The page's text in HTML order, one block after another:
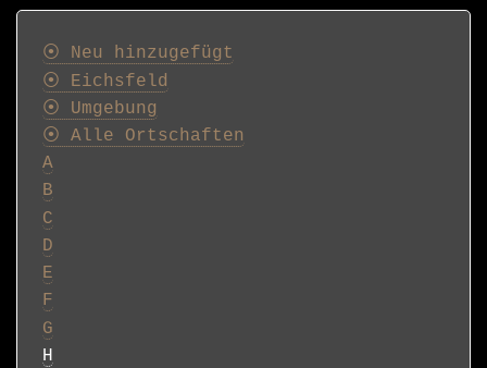
Postkarten
⦿ Neu hinzugefügt
⦿ Eichsfeld
⦿ Umgebung
⦿ Alle Ortschaften
A
B
C
D
E
F
G
H